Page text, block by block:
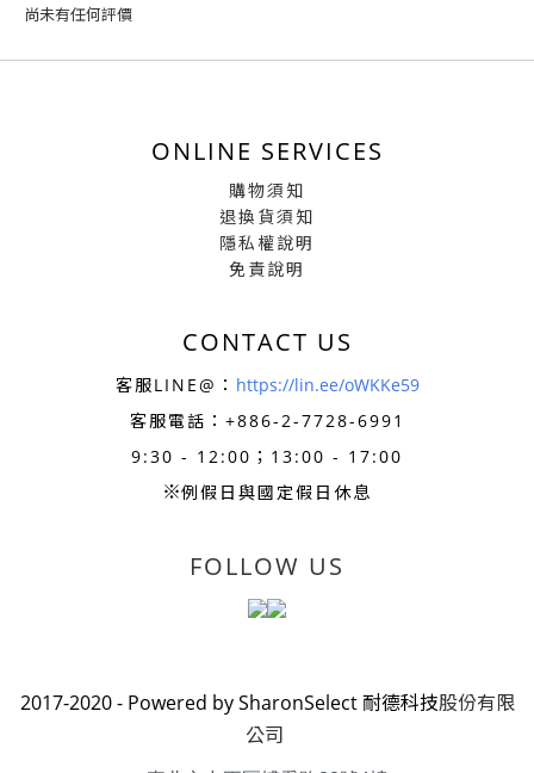
尚未有任何評價
ONLINE SERVICES
購物須知
退換貨須知
隱私權說明
免責說明
CONTACT US
客服LINE@： https://lin.ee/oWKKe59
客服電話：+886-2-7728-6991
9:30 - 12:00；13:00 - 17:00
※例假日與國定假日休息
FOLLOW US
2017-2020 - Powered by SharonSelect 耐德科技股份有限
公司